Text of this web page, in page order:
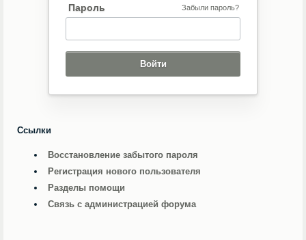
Пароль Забыли пароль?
Ссылки
Восстановление забытого пароля
Регистрация нового пользователя
Разделы помощи
Связь с администрацией форума